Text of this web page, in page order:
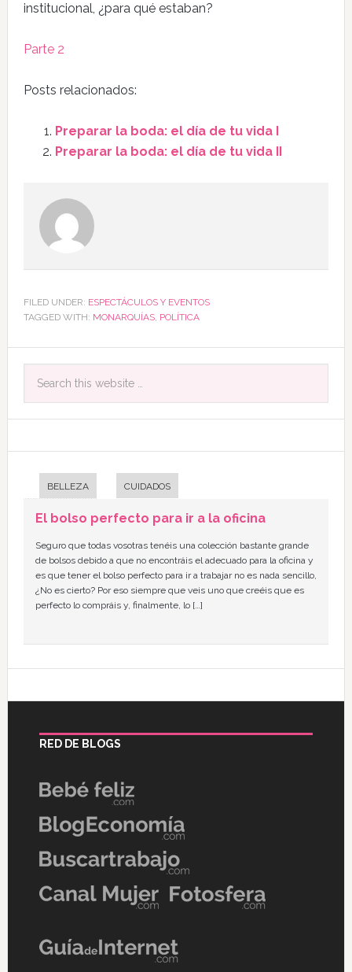
institucional, ¿para qué estaban?
Parte 2
Posts relacionados:
Preparar la boda: el día de tu vida I
Preparar la boda: el día de tu vida II
FILED UNDER: ESPECTÁCULOS Y EVENTOS
TAGGED WITH: MONARQUÍAS, POLÍTICA
BELLEZA CUIDADOS
El bolso perfecto para ir a la oficina
Seguro que todas vosotras tenéis una colección bastante grande
de bolsos debido a que no encontráis el adecuado para la oficina y
es que tener el bolso perfecto para ir a trabajar no es nada sencillo,
¿No es cierto? Por eso siempre que veis uno que creéis que es
perfecto lo compráis y, finalmente, lo […]
RED DE BLOGS